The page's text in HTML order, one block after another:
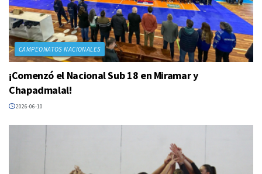
CAMPEONATOS NACIONALES
¡Comenzó el Nacional Sub 18 en Miramar y
Chapadmalal!
2026-06-10